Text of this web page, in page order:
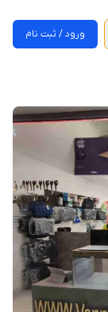
ورود / ثبت نام